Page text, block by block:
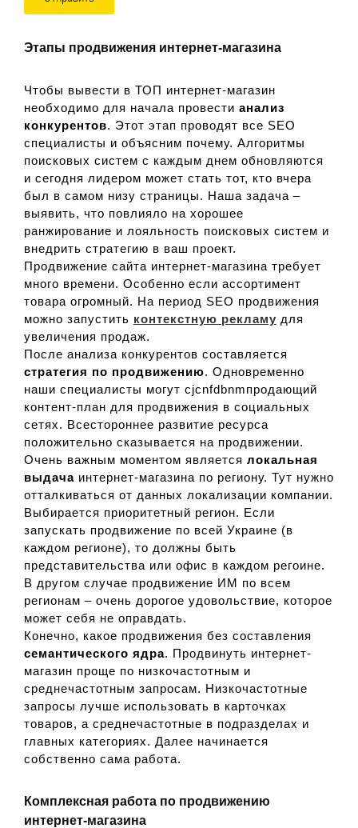
Этапы продвижения интернет-магазина
Чтобы вывести в ТОП интернет-магазин
необходимо для начала провести анализ
конкурентов. Этот этап проводят все SEO
специалисты и объясним почему. Алгоритмы
поисковых систем с каждым днем обновляются
и сегодня лидером может стать тот, кто вчера
был в самом низу страницы. Наша задача –
выявить, что повлияло на хорошее
ранжирование и лояльность поисковых систем и
внедрить стратегию в ваш проект.
Продвижение сайта интернет-магазина требует
много времени. Особенно если ассортимент
товара огромный. На период SEO продвижения
можно запустить контекстную рекламу для
увеличения продаж.
После анализа конкурентов составляется
стратегия по продвижению. Одновременно
наши специалисты могут cjcnfdbnmпродающий
контент-план для продвижения в социальных
сетях. Всестороннее развитие ресурса
положительно сказывается на продвижении.
Очень важным моментом является локальная
выдача интернет-магазина по региону. Тут нужно
отталкиваться от данных локализации компании.
Выбирается приоритетный регион. Если
запускать продвижение по всей Украине (в
каждом регионе), то должны быть
представительства или офис в каждом регоине.
В другом случае продвижение ИМ по всем
регионам – очень дорогое удовольствие, которое
может себя не оправдать.
Конечно, какое продвижения без составления
семантического ядра. Продвинуть интернет-
магазин проще по низкочастотным и
среднечастотным запросам. Низкочастотные
запросы лучше использовать в карточках
товаров, а среднечастотные в подразделах и
главных категориях. Далее начинается
собственно сама работа.
Комплексная работа по продвижению
интернет-магазина